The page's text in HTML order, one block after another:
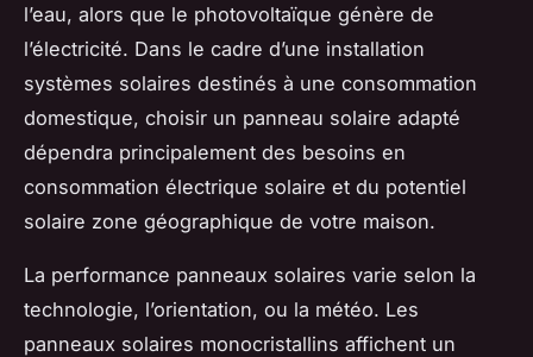
l’eau, alors que le photovoltaïque génère de
l’électricité. Dans le cadre d’une installation
systèmes solaires destinés à une consommation
domestique, choisir un panneau solaire adapté
dépendra principalement des besoins en
consommation électrique solaire et du potentiel
solaire zone géographique de votre maison.
La performance panneaux solaires varie selon la
technologie, l’orientation, ou la météo. Les
panneaux solaires monocristallins affichent un